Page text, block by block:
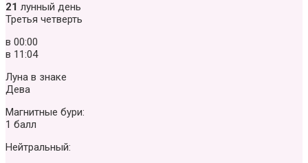
21 лунный день
Третья четверть
в 00:00
в 11:04
Луна в знаке
Дева
Магнитные бури:
1 балл
Нейтральный: